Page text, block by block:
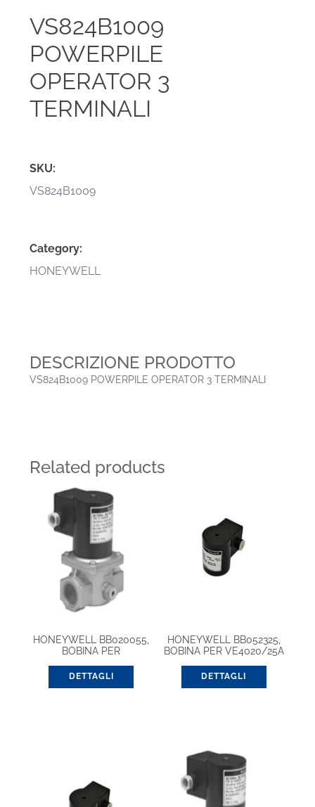
VS824B1009
POWERPILE
OPERATOR 3
TERMINALI
SKU:
VS824B1009
Category:
HONEYWELL
DESCRIZIONE PRODOTTO
VS824B1009 POWERPILE OPERATOR 3 TERMINALI
Related products
HONEYWELL BB020055,
BOBINA PER
DETTAGLI
HONEYWELL BB052325,
BOBINA PER VE4020/25A
DETTAGLI